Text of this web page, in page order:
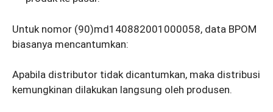
Untuk nomor (90)md140882001000058, data BPOM
biasanya mencantumkan:
Apabila distributor tidak dicantumkan, maka distribusi
kemungkinan dilakukan langsung oleh produsen.